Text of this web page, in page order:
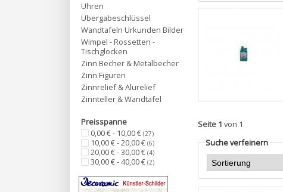
Seite 1 von 1
Suche verfeinern
Uhren
Übergabeschlüssel
Wandtafeln Urkunden Bilder
Wimpel - Rossetten -
Tischglocken
Zinn Becher & Metalbecher
Zinn Figuren
Zinnrelief & Alurelief
Zinnteller & Wandtafel
Preisspanne
0,00 € - 10,00 € (27)
10,00 € - 20,00 € (6)
20,00 € - 30,00 € (4)
30,00 € - 40,00 € (2)